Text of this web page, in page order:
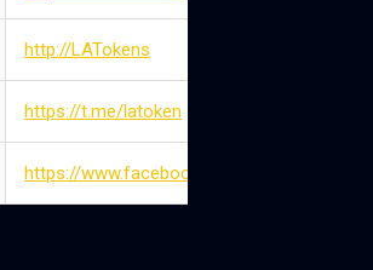
http://LATokens
https://t.me/latoken
https://www.facebook.com/LiquidA...